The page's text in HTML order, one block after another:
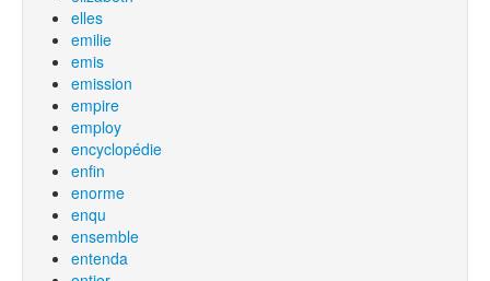
elles
emilie
emis
emission
empire
employ
encyclopédie
enfin
enorme
enqu
ensemble
entenda